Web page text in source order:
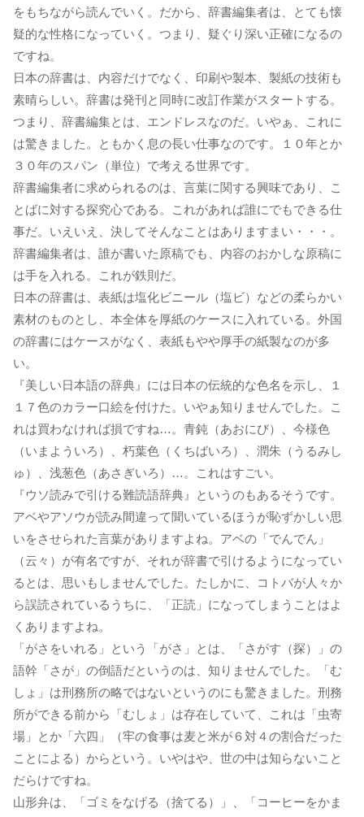
をもちながら読んでいく。だから、辞書編集者は、とても懐
疑的な性格になっていく。つまり、疑ぐり深い正確になるの
ですね。
日本の辞書は、内容だけでなく、印刷や製本、製紙の技術も
素晴らしい。辞書は発刊と同時に改訂作業がスタートする。
つまり、辞書編集とは、エンドレスなのだ。いやぁ、これに
は驚きました。ともかく息の長い仕事なのです。１０年とか
３０年のスパン（単位）で考える世界です。
辞書編集者に求められるのは、言葉に関する興味であり、こ
とばに対する探究心である。これがあれば誰にでもできる仕
事だ。いえいえ、決してそんなことはありますまい・・・。
辞書編集者は、誰が書いた原稿でも、内容のおかしな原稿に
は手を入れる。これが鉄則だ。
日本の辞書は、表紙は塩化ビニール（塩ビ）などの柔らかい
素材のものとし、本全体を厚紙のケースに入れている。外国
の辞書にはケースがなく、表紙もやや厚手の紙製なのが多
い。
『美しい日本語の辞典』には日本の伝統的な色名を示し、１
１７色のカラー口絵を付けた。いやぁ知りませんでした。こ
れは買わなければ損ですね…。青鈍（あおにび）、今様色
（いまよういろ）、朽葉色（くちばいろ）、潤朱（うるみし
ゅ）、浅葱色（あさぎいろ）…。これはすごい。
『ウソ読みで引ける難読語辞典』というのもあるそうです。
アベやアソウが読み間違って聞いているほうが恥ずかしい思
いをさせられた言葉がありますよね。アベの「でんでん」
（云々）が有名ですが、それが辞書で引けるようになってい
るとは、思いもしませんでした。たしかに、コトバが人々か
ら誤読されているうちに、「正読」になってしまうことはよ
くありますよね。
「がさをいれる」という「がさ」とは、「さがす（探）」の
語幹「さが」の倒語だというのは、知りませんでした。「む
しょ」は刑務所の略ではないというのにも驚きました。刑務
所ができる前から「むしょ」は存在していて、これは「虫寄
場」とか「六四」（牢の食事は麦と米が６対４の割合だった
ことによる）からという。いやはや、世の中は知らないこと
だらけですね。
山形弁は、「ゴミをなげる（捨てる）」、「コーヒーをかま